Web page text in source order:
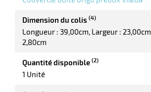
Dimension du colis (4)
Longueur : 39,00cm Largeur : 23,00cm
2,80cm
Quantité disponible (2)
1 Unité